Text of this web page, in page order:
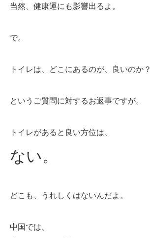
当然、健康運にも影響出るよ。
で。
トイレは、どこにあるのが、良いのか？
というご質問に対するお返事ですが。
トイレがあると良い方位は、
ない。
どこも、うれしくはないんだよ。
中国では、